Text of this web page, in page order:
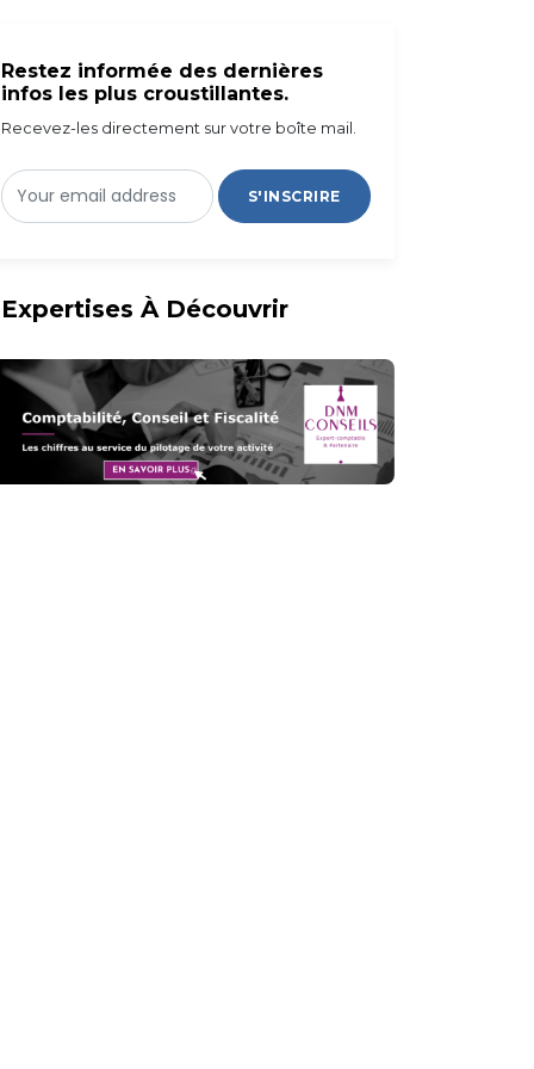
Restez informée des dernières
infos les plus croustillantes.
Recevez-les directement sur votre boîte mail.
S'INSCRIRE
Expertises À Découvrir